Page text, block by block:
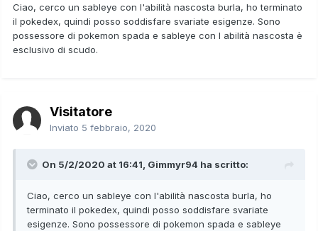
Ciao, cerco un sableye con l'abilità nascosta burla, ho terminato
il pokedex, quindi posso soddisfare svariate esigenze. Sono
possessore di pokemon spada e sableye con l abilità nascosta è
esclusivo di scudo.
Visitatore
Inviato 5 febbraio, 2020
On 5/2/2020 at 16:41, Gimmyr94 ha scritto:
Ciao, cerco un sableye con l'abilità nascosta burla, ho
terminato il pokedex, quindi posso soddisfare svariate
esigenze. Sono possessore di pokemon spada e sableye